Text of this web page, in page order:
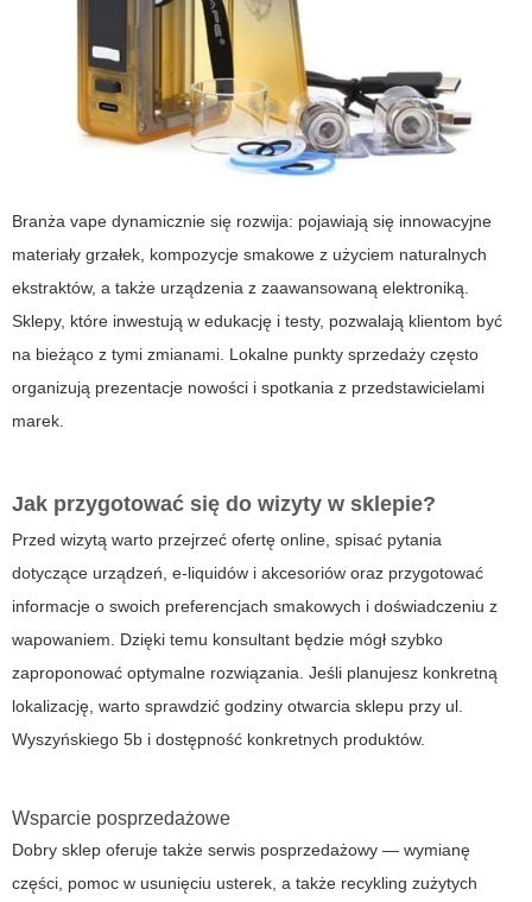
Branża vape dynamicznie się rozwija: pojawiają się innowacyjne
materiały grzałek, kompozycje smakowe z użyciem naturalnych
ekstraktów, a także urządzenia z zaawansowaną elektroniką.
Sklepy, które inwestują w edukację i testy, pozwalają klientom być
na bieżąco z tymi zmianami. Lokalne punkty sprzedaży często
organizują prezentacje nowości i spotkania z przedstawicielami
marek.
Jak przygotować się do wizyty w sklepie?
Przed wizytą warto przejrzeć ofertę online, spisać pytania
dotyczące urządzeń, e-liquidów i akcesoriów oraz przygotować
informacje o swoich preferencjach smakowych i doświadczeniu z
wapowaniem. Dzięki temu konsultant będzie mógł szybko
zaproponować optymalne rozwiązania. Jeśli planujesz konkretną
lokalizację, warto sprawdzić godziny otwarcia sklepu przy ul.
Wyszyńskiego 5b i dostępność konkretnych produktów.
Wsparcie posprzedażowe
Dobry sklep oferuje także serwis posprzedażowy — wymianę
części, pomoc w usunięciu usterek, a także recykling zużytych